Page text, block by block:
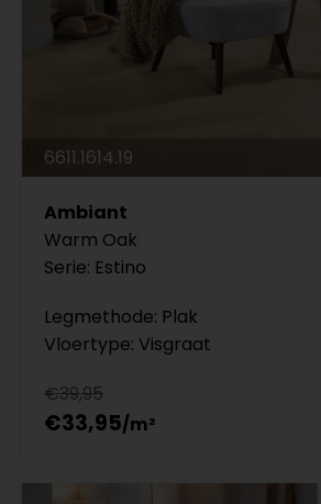
6611.1614.19
Ambiant
Warm Oak
Serie: Estino
Legmethode: Plak
Vloertype: Visgraat
€39,95
€33,95